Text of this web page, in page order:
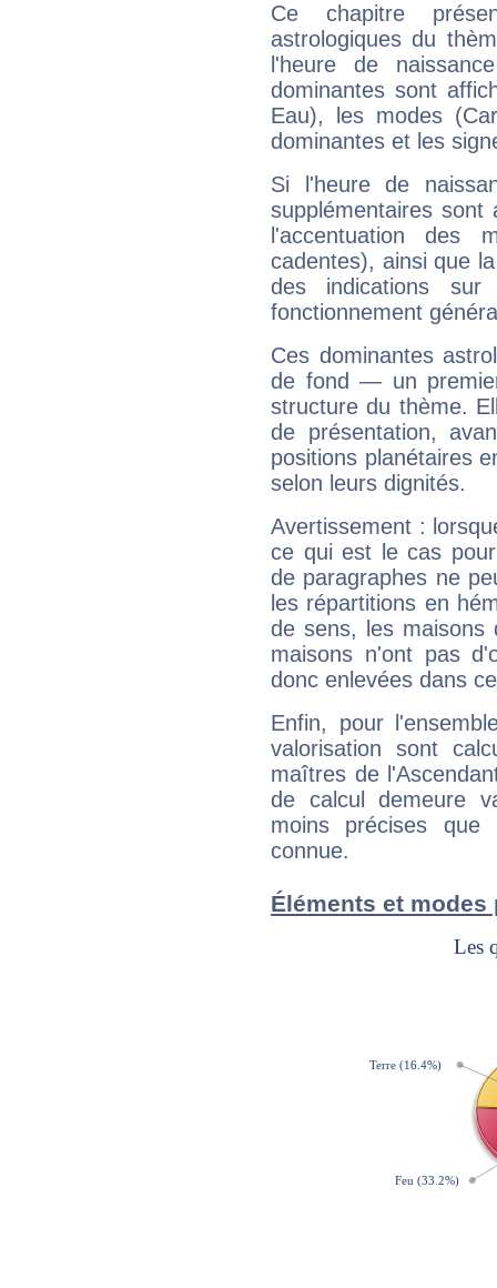
Ce chapitre
astrologiques du
l'heure de
dominantes sont
Eau), les modes
dominantes et les
Si l'heure de
supplémentaires sont
l'accentuation des
cadentes), ainsi que
des indications sur
fonctionnement
Ces dominantes
de fond — un
structure du thème.
de présentation,
positions planétaires
selon leurs dignités.
Avertissement :
ce qui est le cas
de paragraphes ne
les répartitions en
de sens, les maisons
maisons n'ont pas
donc enlevées dans
Enfin, pour
valorisation sont
maîtres de
de calcul demeure
moins précises que
connue.
Éléments et modes